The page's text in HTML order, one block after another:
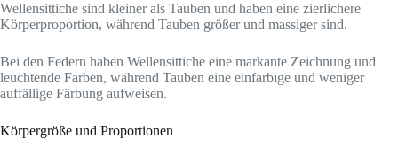
Wellensittiche sind kleiner als Tauben und haben eine zierlichere
Körperproportion, während Tauben größer und massiger sind.
Bei den Federn haben Wellensittiche eine markante Zeichnung und
leuchtende Farben, während Tauben eine einfarbige und weniger
auffällige Färbung aufweisen.
Körpergröße und Proportionen